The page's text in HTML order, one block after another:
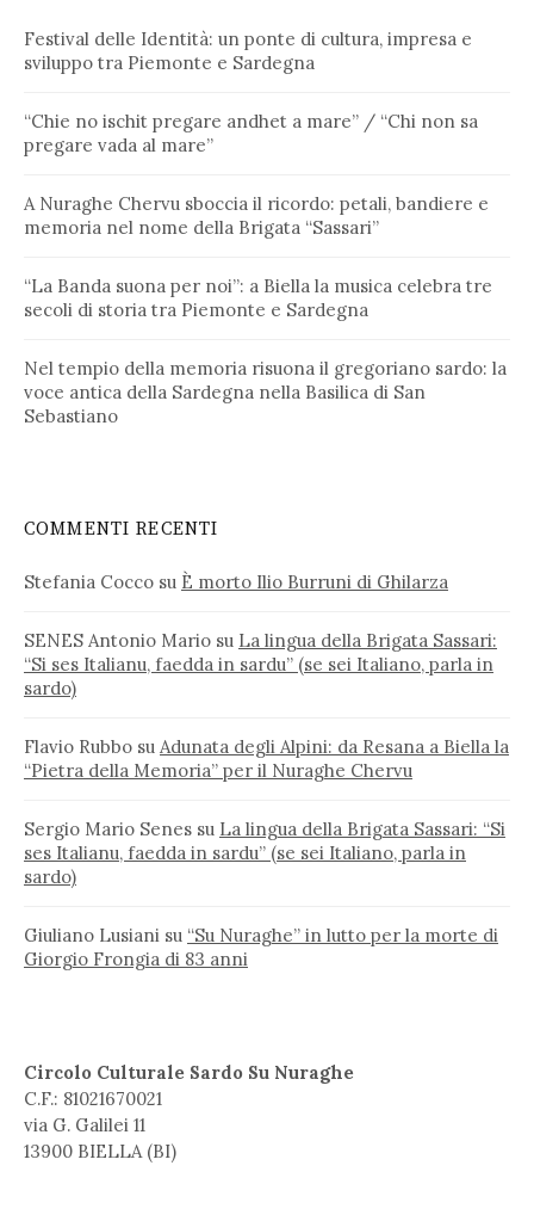
Festival delle Identità: un ponte di cultura, impresa e
sviluppo tra Piemonte e Sardegna
“Chie no ischit pregare andhet a mare” / “Chi non sa
pregare vada al mare”
A Nuraghe Chervu sboccia il ricordo: petali, bandiere e
memoria nel nome della Brigata “Sassari”
“La Banda suona per noi”: a Biella la musica celebra tre
secoli di storia tra Piemonte e Sardegna
Nel tempio della memoria risuona il gregoriano sardo: la
voce antica della Sardegna nella Basilica di San
Sebastiano
COMMENTI RECENTI
Stefania Cocco su È morto Ilio Burruni di Ghilarza
SENES Antonio Mario su La lingua della Brigata Sassari:
“Si ses Italianu, faedda in sardu” (se sei Italiano, parla in
sardo)
Flavio Rubbo su Adunata degli Alpini: da Resana a Biella la
“Pietra della Memoria” per il Nuraghe Chervu
Sergio Mario Senes su La lingua della Brigata Sassari: “Si
ses Italianu, faedda in sardu” (se sei Italiano, parla in
sardo)
Giuliano Lusiani su “Su Nuraghe” in lutto per la morte di
Giorgio Frongia di 83 anni
Circolo Culturale Sardo Su Nuraghe
C.F.: 81021670021
via G. Galilei 11
13900 BIELLA (BI)